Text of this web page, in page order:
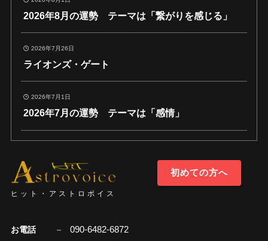
2026年8月の運勢 テーマは「繋がりを感じる」
2026年7月26日
ライオンズ・ゲート
2026年7月1日
2026年7月の運勢 テーマは「感情」
ヒット・アストロボイス
初めての方へ
お電話 090-6482-6872